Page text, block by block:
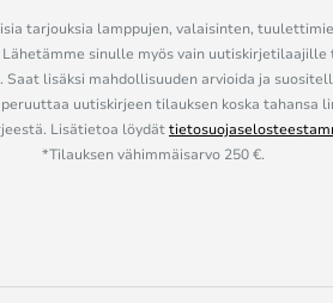
tarjouksia lamppujen, valaisinten,
sinulle myös vain
lisäksi mahdollisuuden arvioida ja
uutiskirjeen tilauksen koska tahansa
Lisätietoa löydät
*Tilauksen vähimmäisarvo 250 €.